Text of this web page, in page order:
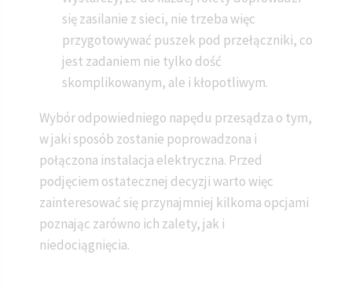
się zasilanie z sieci, nie trzeba więc
przygotowywać puszek pod przełączniki, co
jest zadaniem nie tylko dość
skomplikowanym, ale i kłopotliwym.
Wybór odpowiedniego napędu przesądza o tym,
w jaki sposób zostanie poprowadzona i
połączona instalacja elektryczna. Przed
podjęciem ostatecznej decyzji warto więc
zainteresować się przynajmniej kilkoma opcjami
poznając zarówno ich zalety, jak i
niedociągnięcia.